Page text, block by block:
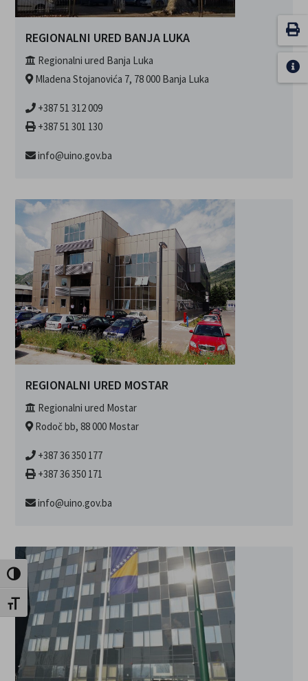
Uključi / isključi visoki kontrast
Uključi / isključi veličinu fonta
REGIONALNI URED BANJA LUKA
Regionalni ured Banja Luka
Mladena Stojanovića 7, 78 000 Banja Luka
+387 51 312 009
+387 51 301 130
info@uino.gov.ba
REGIONALNI URED MOSTAR
Regionalni ured Mostar
Rodoč bb, 88 000 Mostar
+387 36 350 177
+387 36 350 171
info@uino.gov.ba